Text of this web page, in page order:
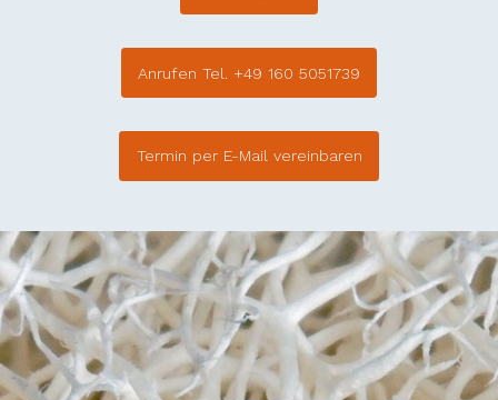
Anrufen Tel. +49 160 5051739
Termin per E-Mail vereinbaren